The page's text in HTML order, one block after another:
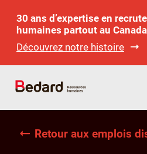
30 ans d’expertise en
humaines partout au Canada
Découvrez notre histoire
Retour aux emplois